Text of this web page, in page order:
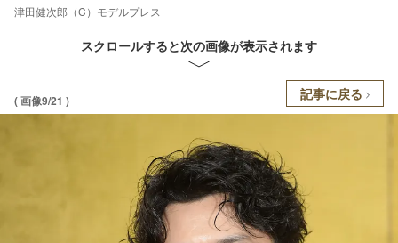
津田健次郎（C）モデルプレス
スクロールすると次の画像が表示されます
( 画像9/21 ) 記事に戻る